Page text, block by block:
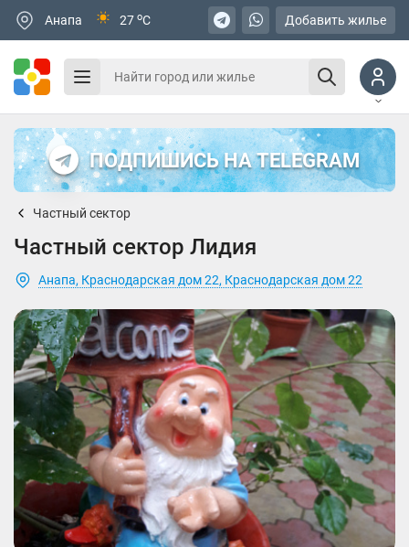
Анапа 27 oC Добавить жилье
ПОДПИШИСЬ НА TELEGRAM
Частный сектор
Частный сектор Лидия
Анапа, Краснодарская дом 22, Краснодарская дом 22